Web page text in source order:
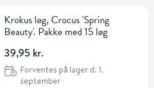
Krokus løg, Crocus 'Spring
Beauty'. Pakke med 15 løg
39,95 kr.
Forventes på lager d. 1.
september